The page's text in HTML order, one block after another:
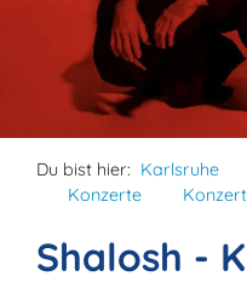
Du bist hier: Karlsruhe
Konzerte
Shalosh -